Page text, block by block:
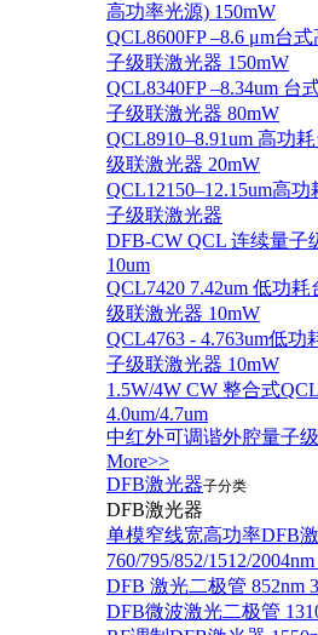
高功率光源) 150mW
QCL8600FP –8.6 μm台
子级联激光器 150mW
QCL8340FP –8.34um 台
子级联激光器 80mW
QCL8910–8.91um 高功
级联激光器 20mW
QCL12150–12.15um高
子级联激光器
DFB-CW QCL 连续量子
10um
QCL7420 7.42um 低功
级联激光器 10mW
QCL4763 - 4.763um低
子级联激光器 10mW
1.5W/4W CW 整合式
4.0um/4.7um
中红外可调谐外腔量子
More>>
DFB激光器子分类
DFB激光器
单模窄线宽高功率DFB
760/795/852/1512/
DFB 激光二极管 852nm
DFB微波激光二极管